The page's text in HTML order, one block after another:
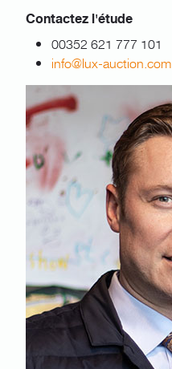
Contactez l'étude
00352 621 777 101
info@lux-auction.com